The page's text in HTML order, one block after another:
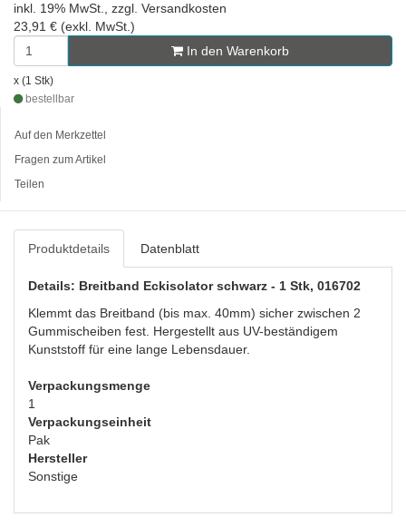
inkl. 19% MwSt., zzgl. Versandkosten
23,91 € (exkl. MwSt.)
In den Warenkorb
x (1 Stk)
bestellbar
Auf den Merkzettel
Fragen zum Artikel
Teilen
Produktdetails Datenblatt
Details: Breitband Eckisolator schwarz - 1 Stk, 016702
Klemmt das Breitband (bis max. 40mm) sicher zwischen 2
Gummischeiben fest. Hergestellt aus UV-beständigem
Kunststoff für eine lange Lebensdauer.
Verpackungsmenge
1
Verpackungseinheit
Pak
Hersteller
Sonstige